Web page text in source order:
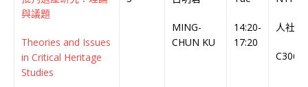
與議題
Theories and Issues
in Critical Heritage
Studies
MING-
CHUN KU
14:20-
17:20
人社
C306